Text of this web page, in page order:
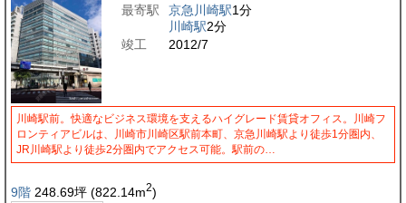
最寄駅
京急川崎駅1分
川崎駅2分
竣工
2012/7
川崎駅前。快適なビジネス環境を支えるハイグレード賃貸オフィス。川崎フ
ロンティアビルは、川崎市川崎区駅前本町、京急川崎駅より徒歩1分圏内、
JR川崎駅より徒歩2分圏内でアクセス可能。駅前の…
9階 248.69坪 (822.14m2)